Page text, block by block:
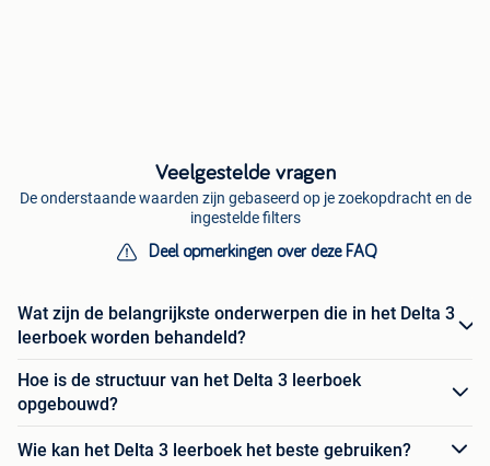
Veelgestelde vragen
De onderstaande waarden zijn gebaseerd op je zoekopdracht en de
ingestelde filters
Deel opmerkingen over deze FAQ
Wat zijn de belangrijkste onderwerpen die in het Delta 3
leerboek worden behandeld?
Hoe is de structuur van het Delta 3 leerboek
opgebouwd?
Wie kan het Delta 3 leerboek het beste gebruiken?